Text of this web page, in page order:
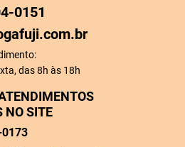
NO SITE
0151
das 8h às 18h